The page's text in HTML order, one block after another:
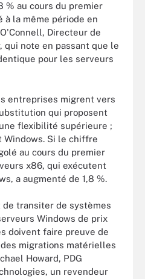
% au cours du premier
à la même période en
Directeur de
qui note en passant que le
pour les serveurs
entreprises migrent vers
qui proposent
flexibilité supérieure ;
Windows. Si le chiffre
au cours du premier
x86, qui exécutent
a augmenté de 1,8 %.
transiter de systèmes
Windows de prix
doivent faire preuve de
migrations matérielles
Howard, PDG
un revendeur